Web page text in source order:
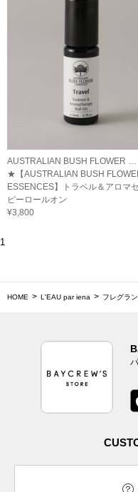
AUSTRALIAN BUSH FLOWER ESSENCES
★【AUSTRALIAN BUSH
ESSENCES】トラベル＆アロマ
ピーロールオン
¥3,800
1
HOME L'EAU par iena フレグラ